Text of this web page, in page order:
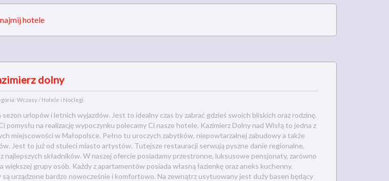
hotele
dolny
Wczasy / Hotele i Noclegi
sezon urlopów i letnich wyjazdów. Jest to idealny czas by zabrać gdzieś swoich bliskich oraz rodzinę.
pomysłu na realizację wypoczynku polecamy Ci nasze hotele. Kazimierz Dolny nad Wisłą to jedna z
miejscowości w Małopolsce. Pełno tu uroczych zabytków, niepowtarzalnej zabudowy a także
Jest to już od stuleci miasto artystów. Tutejsze restauracji serwują pyszne danie regionalne,
najlepszych składników. W naszej ofercie posiadamy przestronne, luksusowe pensjonaty, zarówno
większej grupy osób. Każdy z apartamentów posiada własną łazienkę oraz aneks kuchenny.
urządzone bardzo nowocześnie i komfortowo. Na zewnątrz usytuowany jest duży basen będący